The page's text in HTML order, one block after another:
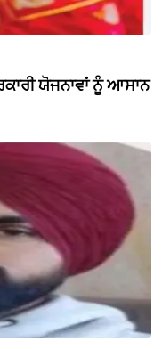
ਯੋਜਨਾਵਾਂ ਨੂੰ ਆਸਾਨ